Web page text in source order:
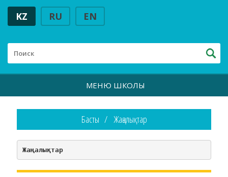
KZ RU EN
МЕНЮ ШКОЛЫ
Басты Жаңалықтар
Жаңалықтар